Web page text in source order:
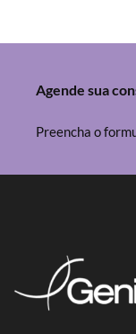
Agende sua
Preencha o